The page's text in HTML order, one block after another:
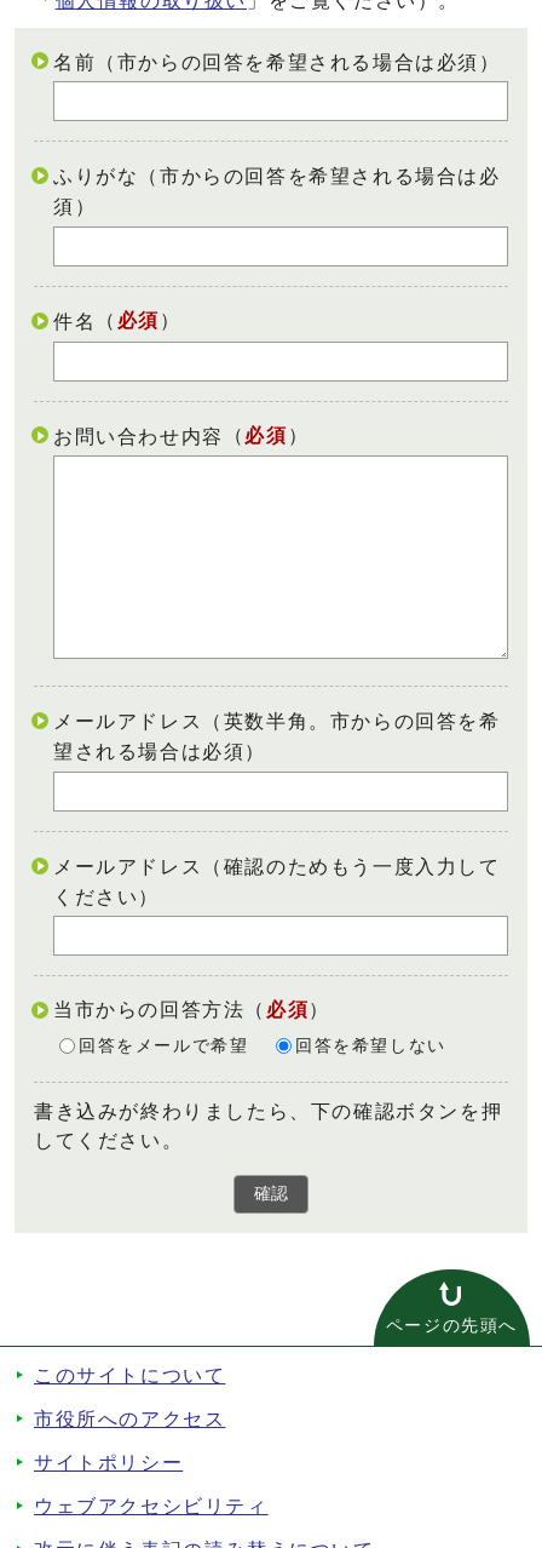
名前（市からの回答を希望される場合は必須）
ふりがな（市からの回答を希望される場合は必
須）
件名 （ 必須 ）
お問い合わせ内容 （ 必須 ）
メールアドレス（英数半角。市からの回答を希
望される場合は必須）
メールアドレス（確認のためもう一度入力して
ください）
当市からの回答方法 （ 必須）
回答をメールで希望 回答を希望しない
書き込みが終わりましたら、下の確認ボタンを押
してください。
確認
ページの先頭へ
このサイトについて
市役所へのアクセス
サイトポリシー
ウェブアクセシビリティ